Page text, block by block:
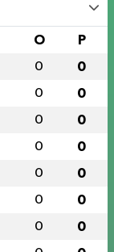
O P
0 0
0 0
0 0
0 0
0 0
0 0
0 0